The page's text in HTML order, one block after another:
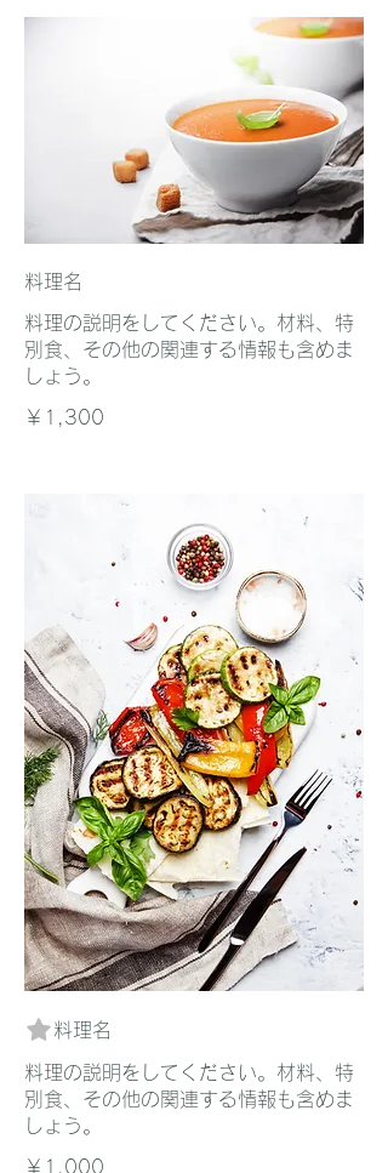
料理名
料理の説明をしてください。材料、特
別食、その他の関連する情報も含めま
しょう。
￥1,300
料理名
料理の説明をしてください。材料、特
別食、その他の関連する情報も含めま
しょう。
￥1,000